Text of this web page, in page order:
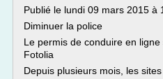
Publié le lundi 09 mars 2015 à
Diminuer la police
Le permis de conduire en
Fotolia
Depuis plusieurs mois, les